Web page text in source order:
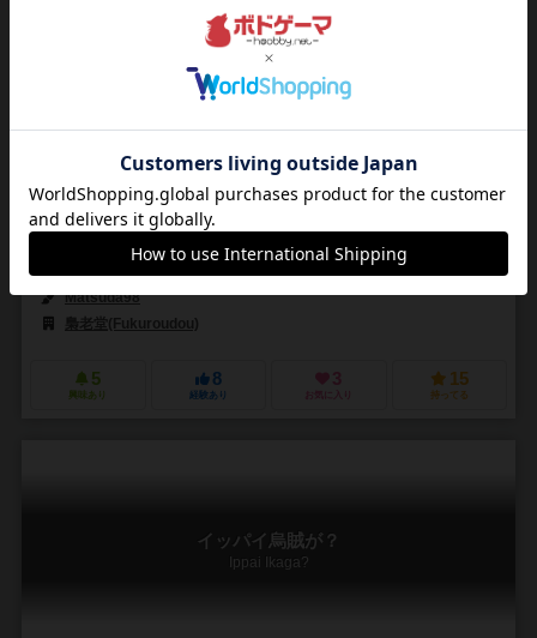
テトラクション
TetrAction
40～60分 12歳～
作品説明文の編集者を募集中
梟老堂
Matsuda98
梟老堂(Fukuroudou)
5
興味あり
8
経験あり
3
お気に入り
15
持ってる
イッパイ烏賊が？
Ippai Ikaga?